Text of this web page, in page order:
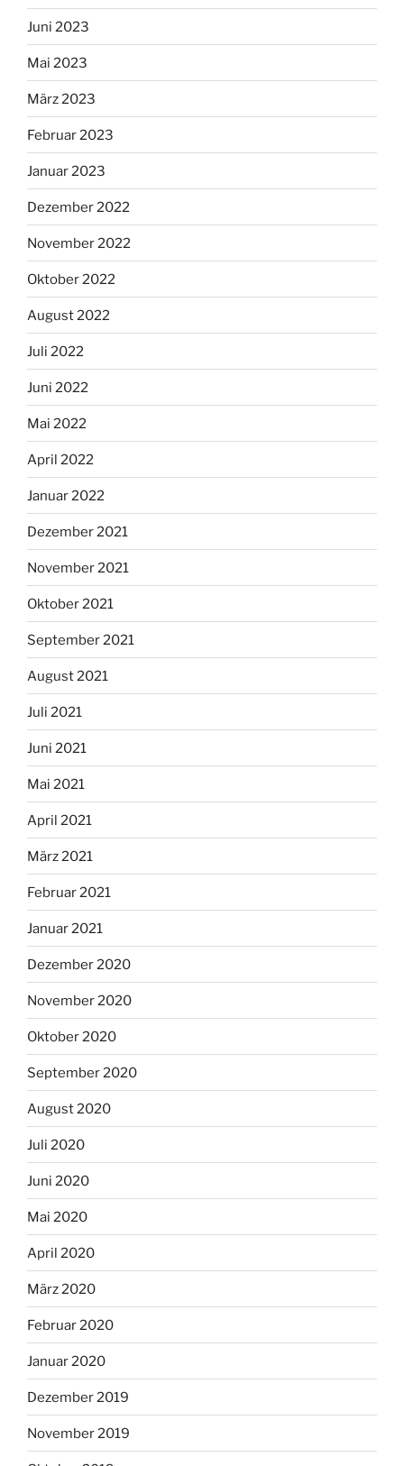
Juni 2023
Mai 2023
März 2023
Februar 2023
Januar 2023
Dezember 2022
November 2022
Oktober 2022
August 2022
Juli 2022
Juni 2022
Mai 2022
April 2022
Januar 2022
Dezember 2021
November 2021
Oktober 2021
September 2021
August 2021
Juli 2021
Juni 2021
Mai 2021
April 2021
März 2021
Februar 2021
Januar 2021
Dezember 2020
November 2020
Oktober 2020
September 2020
August 2020
Juli 2020
Juni 2020
Mai 2020
April 2020
März 2020
Februar 2020
Januar 2020
Dezember 2019
November 2019